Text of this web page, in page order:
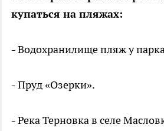
купаться на пляжах:
- Водохранилище пляж у
- Пруд «Озерки».
- Река Терновка в селе